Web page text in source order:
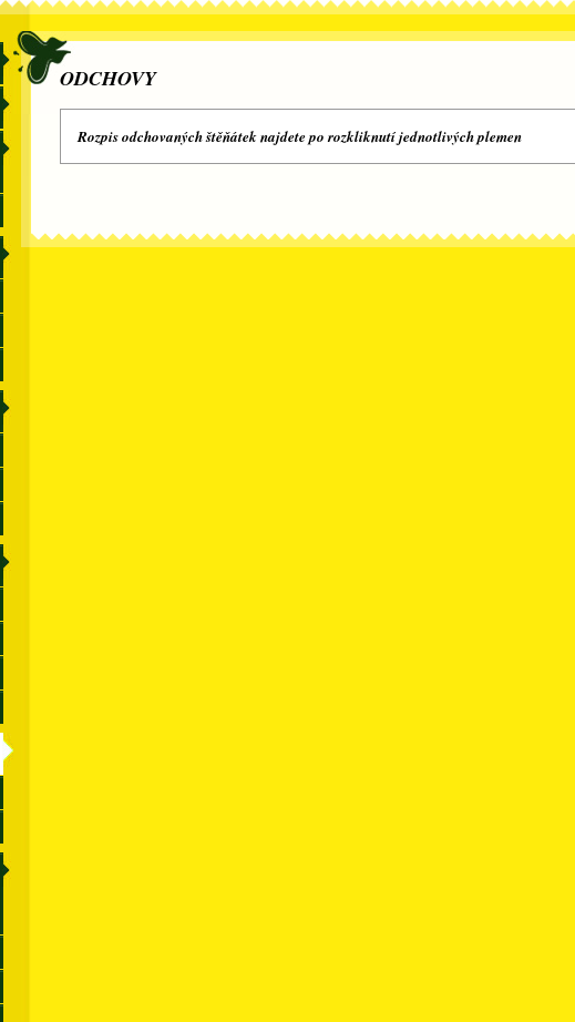
ODCHOVY
Rozpis odchovaných štěňátek najdete po rozkliknutí jednotlivých plemen